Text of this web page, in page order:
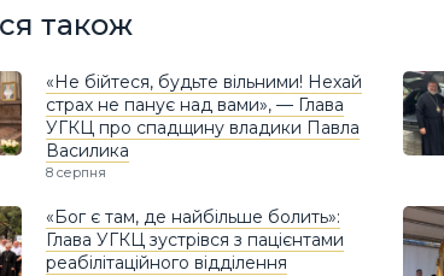
також
«Не бійтеся, будьте вільними! Нехай
страх не панує над вами», — Глава
УГКЦ про спадщину владики Павла
Василика
8 серпня
«Бог є там, де найбільше болить»:
Глава УГКЦ зустрівся з пацієнтами
реабілітаційного відділення